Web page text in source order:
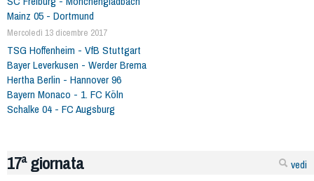
Mainz 05 - Dortmund
Mercoledì 13 dicembre 2017
TSG Hoffenheim - VfB Stuttgart
Bayer Leverkusen - Werder Brema
Hertha Berlin - Hannover 96
Bayern Monaco - 1. FC Köln
Schalke 04 - FC Augsburg
vedi
17ª giornata